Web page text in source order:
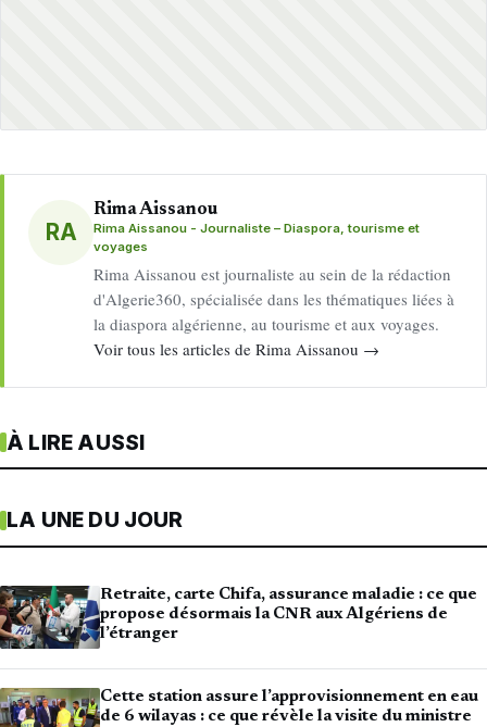
RA
Rima Aissanou
Rima Aissanou - Journaliste – Diaspora, tourisme et
voyages
Rima Aissanou est journaliste au sein de la rédaction
d'Algerie360, spécialisée dans les thématiques liées à
la diaspora algérienne, au tourisme et aux voyages.
Voir tous les articles de Rima Aissanou →
À LIRE AUSSI
LA UNE DU JOUR
Retraite, carte Chifa, assurance maladie : ce que
propose désormais la CNR aux Algériens de
l’étranger
Cette station assure l’approvisionnement en eau
de 6 wilayas : ce que révèle la visite du ministre